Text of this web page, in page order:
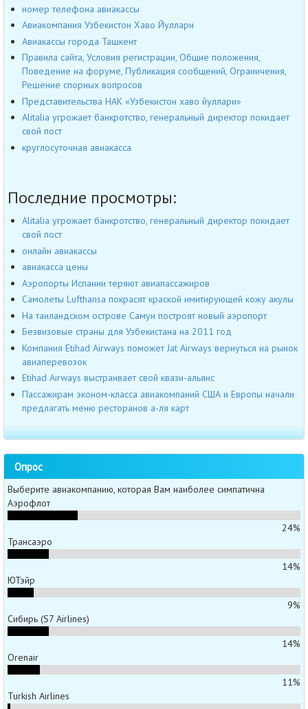
номер телефона авиакассы
Авиакомпания Узбекистон Хаво Йуллари
Авиакассы города Ташкент
Правила сайта, Условия регистрации, Общие положения,
Поведение на форуме, Публикация сообщений, Ограничения,
Решение спорных вопросов
Представительства НАК «Узбекистон хаво йуллари»
Alitalia угрожает банкротство, генеральный директор покидает
свой пост
круглосуточная авиакасса
Последние просмотры:
Alitalia угрожает банкротство, генеральный директор покидает
свой пост
онлайн авиакассы
авиакасса цены
Аэропорты Испании теряют авиапассажиров
Самолеты Lufthansa покрасят краской имитирующей кожу акулы
На таиландском острове Самуи построят новый аэропорт
Безвизовые страны для Узбекистана на 2011 год
Компания Etihad Airways поможет Jat Airways вернуться на рынок
авиаперевозок
Etihad Airways выстраивает свой квази-альянс
Пассажирам эконом-класса авиакомпаний США и Европы начали
предлагать меню ресторанов а-ля карт
Опрос
Выберите авиакомпанию, которая Вам наиболее симпатична
Аэрофлот
24%
Трансаэро
14%
ЮТэйр
9%
Сибирь (S7 Airlines)
14%
Orenair
11%
Turkish Airlines